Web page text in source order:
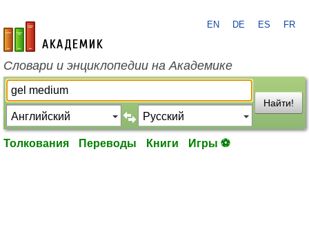
academic.ru
EN DE ES FR
Словари и энциклопедии на Академике
Найти!
Толкования Переводы Книги Игры ⚽